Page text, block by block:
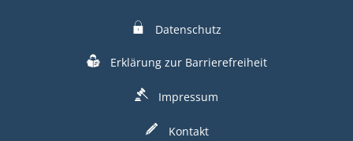
Datenschutz
Erklärung zur Barrierefreiheit
Impressum
Kontakt